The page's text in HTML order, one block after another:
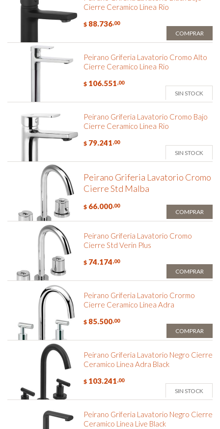
Cierre Ceramico Linea Rio
$ 88.736,00
COMPRAR
Peirano Griferia Lavatorio Cromo Alto
Cierre Ceramico Linea Rio
$ 106.551,00
SIN STOCK
Peirano Griferia Lavatorio Cromo Bajo
Cierre Ceramico Linea Rio
$ 79.241,00
SIN STOCK
Peirano Griferia Lavatorio Cromo
Cierre Std Malba
$ 66.000,00
COMPRAR
Peirano Griferia Lavatorio Cromo
Cierre Std Verin Plus
$ 74.174,00
COMPRAR
Peirano Griferia Lavatorio Crormo
Cierre Ceramico Linea Adra
$ 85.500,00
COMPRAR
Peirano Griferia Lavatorio Negro Cierre
Ceramico Linea Adra Black
$ 103.241,00
SIN STOCK
Peirano Griferia Lavatorio Negro Cierre
Ceramico Linea Live Black